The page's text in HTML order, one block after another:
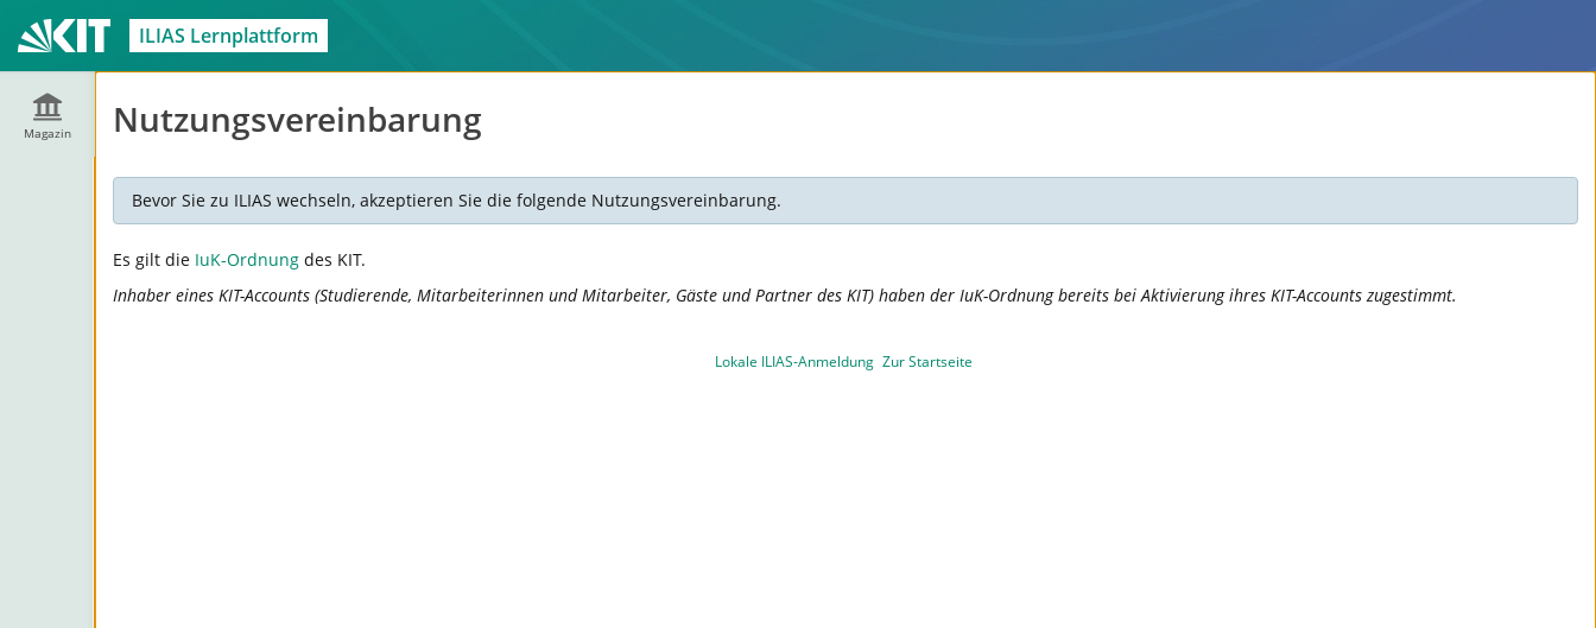
ILIAS Lernplattform
Magazin Nutzungsvereinbarung
Bevor Sie zu ILIAS wechseln, akzeptieren Sie die folgende Nutzungsvereinbarung.
Es gilt die IuK-Ordnung des KIT.
Inhaber eines KIT-Accounts (Studierende, Mitarbeiterinnen und Mitarbeiter, Gäste und Partner des KIT) haben der IuK-Ordnung bereits bei Aktivierung ihres KIT-Accounts zugestimmt.
Lokale ILIAS-Anmeldung Zur Startseite